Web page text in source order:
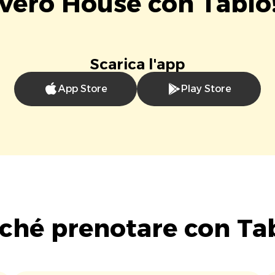
Scarica l'app
App Store Play Store
prenotare con